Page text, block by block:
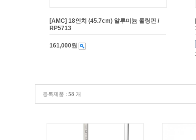
[AMC] 18인치 (45.7cm) 알루미늄 롤링핀 /
RP5713
161,000원
등록제품 : 58 개